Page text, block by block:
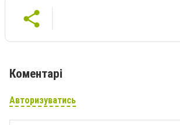
Коментарі
Авторизуватись